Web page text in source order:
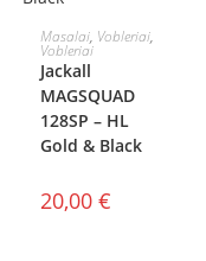
Į KREPŠELĮ
Masalai, Vobleriai,
Vobleriai
Jackall
MAGSQUAD
128SP – HL
Gold & Black
20,00 €